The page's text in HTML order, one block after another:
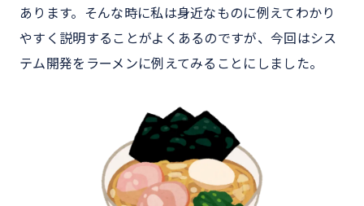
あります。そんな時に私は身近なものに例えてわかり
やすく説明することがよくあるのですが、今回はシス
テム開発をラーメンに例えてみることにしました。